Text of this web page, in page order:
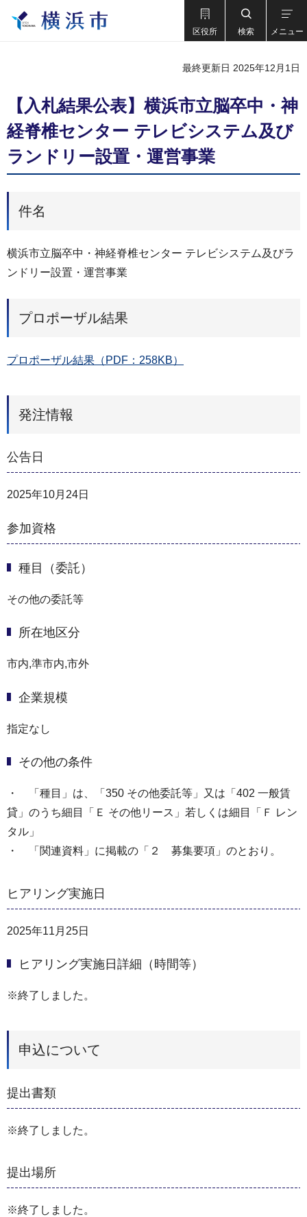
区役所 検索 メニュー
最終更新日 2025年12月1日
【入札結果公表】横浜市立脳卒中・神
経脊椎センター テレビシステム及び
ランドリー設置・運営事業
件名
横浜市立脳卒中・神経脊椎センター テレビシステム及びラ
ンドリー設置・運営事業
プロポーザル結果
プロポーザル結果（PDF：258KB）
発注情報
公告日
2025年10月24日
参加資格
種目（委託）
その他の委託等
所在地区分
市内,準市内,市外
企業規模
指定なし
その他の条件
・ 「種目」は、「350 その他委託等」又は「402 一般賃
貸」のうち細目「Ｅ その他リース」若しくは細目「Ｆ レン
タル」
・ 「関連資料」に掲載の「２ 募集要項」のとおり。
ヒアリング実施日
2025年11月25日
ヒアリング実施日詳細（時間等）
※終了しました。
申込について
提出書類
※終了しました。
提出場所
※終了しました。